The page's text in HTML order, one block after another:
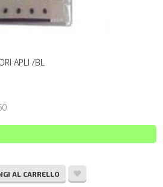
APLI /BL
AL CARRELLO